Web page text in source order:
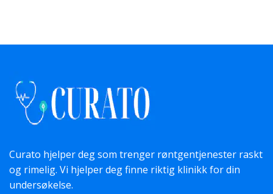
Curato hjelper deg som trenger røntgentjenester raskt
og rimelig. Vi hjelper deg finne riktig klinikk for din
undersøkelse.